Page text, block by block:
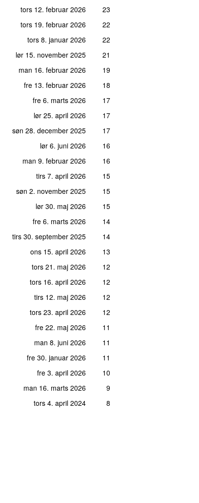
tors 12. februar 2026
23
tors 19. februar 2026
22
tors 8. januar 2026
22
lør 15. november 2025
21
man 16. februar 2026
19
fre 13. februar 2026
18
fre 6. marts 2026
17
lør 25. april 2026
17
søn 28. december 2025
17
lør 6. juni 2026
16
man 9. februar 2026
16
tirs 7. april 2026
15
søn 2. november 2025
15
lør 30. maj 2026
15
fre 6. marts 2026
14
tirs 30. september 2025
14
ons 15. april 2026
13
tors 21. maj 2026
12
tors 16. april 2026
12
tirs 12. maj 2026
12
tors 23. april 2026
12
fre 22. maj 2026
11
man 8. juni 2026
11
fre 30. januar 2026
11
fre 3. april 2026
10
man 16. marts 2026
9
tors 4. april 2024 8